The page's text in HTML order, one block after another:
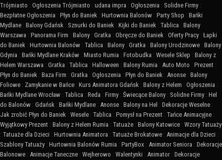
Trójmiasto : Ogłoszenia Trójmiasto : udana impra : Ogłoszenia : Solidne Firmy :
Bezpłatne Ogłoszenia : Płyn do Baniek : Hurtownia Balonów : Party Shop : Bańki
Mydlane : Balony Gdańsk : Sznurki do Baniek : Kijki do Baniek : Tablica : Balony
Warszawa : Panorama Firm : Balony : Gratka : Obręcze do Baniek : Oferty Pracy : Łapki
do Baniek : Hurtownia Balonów : Tablica : Balony : Gratka : Balony Urodzinowe : Balony
Gdynia : Bańki Mydlane Kraków : Miasto Rumia : Fotobudka : Wesele Sklep : Balony z
Helem Warszawa : Gratka : Tablica : Halloween : Balony Rumia : Auto Moto : Prezent :
Płyn do Baniek : Baza Firm : Gratka : Ogłoszenia : Płyn do Baniek : Anonse : Balony
Foliowe : Zamykanie w Bańce : Kurs Animatora Gdańsk : Balony z Helem : Ogłoszenia :
Bańki Mydlane Wrocław : Tablica : Reda : Firmy : Świecące Balony : Solidne Firmy : Hel
do Balonów : Gdańsk : Bańki Mydlane : Anonse : Balony na Hel : Dekoracje Weselne :
Jak zrobić Płyn do Baniek : Wesele : Tablica : Pomysł na Prezent : Tańce Animacyjne :
Wyjątkowy Prezent : Balony z Helem Rumia : Tatuaże : Balony Katowice : Wzory Tatuaży
: Tatuaże dla Dzieci : Hurtownia Animatora : Tatuaże Brokatowe : Animacje dla Dzieci :
Szablony Tatuaży : Hurtownia Balonów Rumia : PartyBox : Animator Seniora : Dekoracje
Balonowe : Animacje Taneczne : Wejherowo : Walentynki : Animator : Dekoracje